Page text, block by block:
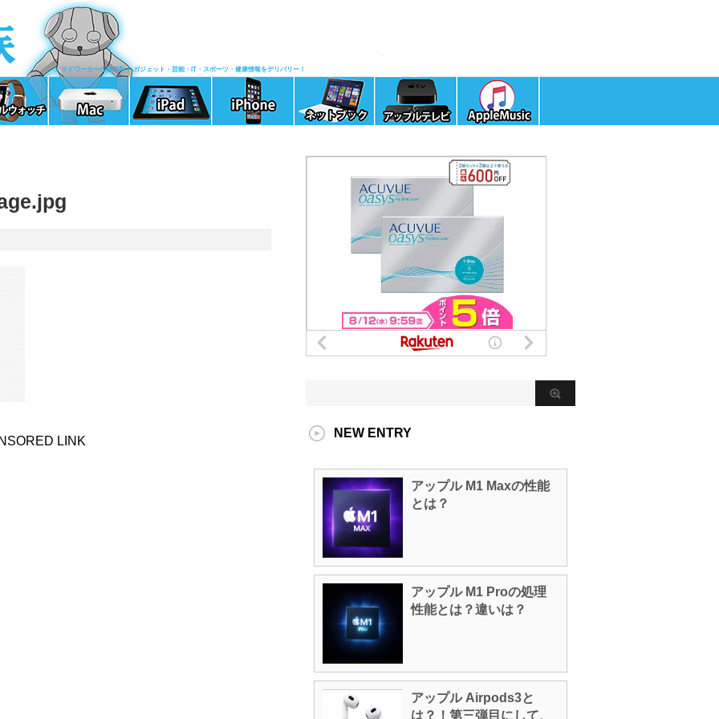
ノマドワーカーの清涼剤！ ガジェット・芸能・IT・スポーツ・健康情報をデリバリー！
LINK
NEW ENTRY
アップル M1 Maxの性能
とは？
アップル M1 Proの処理
性能とは？違いは？
アップル Airpods3と
は？！第三弾目にして、